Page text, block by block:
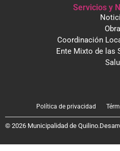
Servicios y
Coordinación
Ente Mixto de las
Política de privacidad
© 2026 Municipalidad de Quilino.